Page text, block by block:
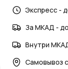
Экспресс -
За МКАД -
Внутри
Самовывоз